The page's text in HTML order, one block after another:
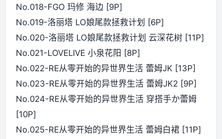
No.018-FGO 玛修 海边 [9P]
No.019-洛丽塔 LO娘尾款拯救计划 [6P]
No.020-洛丽塔 LO娘尾款拯救计划 云深花树 [11P]
No.021-LOVELIVE 小泉花阳 [8P]
No.022-RE从零开始的异世界生活 蕾姆JK [13P]
No.023-RE从零开始的异世界生活 蕾姆JK2 [9P]
No.024-RE从零开始的异世界生活 穿搭手か蕾姆
[10P]
No.025-RE从零开始的异世界生活 蕾姆白裙 [11P]